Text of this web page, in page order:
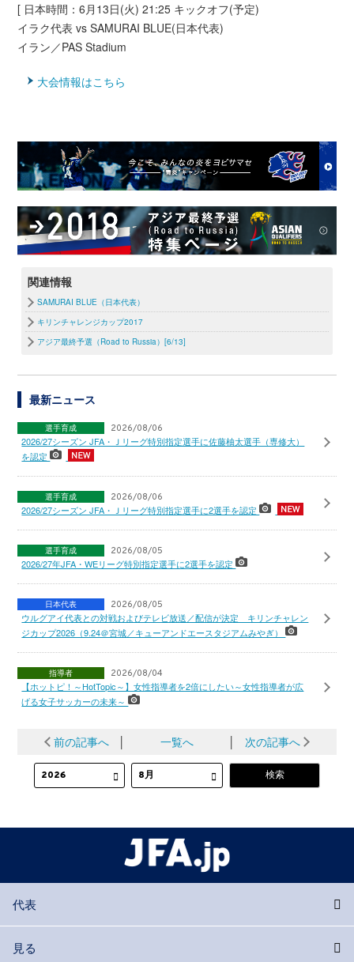
[ 日本時間：6月13日(火) 21:25 キックオフ(予定)
イラク代表 vs SAMURAI BLUE(日本代表)
イラン／PAS Stadium
大会情報はこちら
関連情報
SAMURAI BLUE（日本代表）
キリンチャレンジカップ2017
アジア最終予選（Road to Russia）[6/13]
最新ニュース
選手育成 2026/08/06
2026/27シーズン JFA・Ｊリーグ特別指定選手に佐藤柚太選手（専修大）
を認定
選手育成 2026/08/06
2026/27シーズン JFA・Ｊリーグ特別指定選手に2選手を認定
選手育成 2026/08/05
2026/27年JFA・WEリーグ特別指定選手に2選手を認定
日本代表 2026/08/05
ウルグアイ代表との対戦およびテレビ放送／配信が決定 キリンチャレン
ジカップ2026（9.24＠宮城／キューアンドエースタジアムみやぎ）
指導者 2026/08/04
【ホットピ！～HotTopic～】女性指導者を2倍にしたい～女性指導者が広
げる女子サッカーの未来～
前の記事へ │ 一覧へ │ 次の記事へ
代表
見る